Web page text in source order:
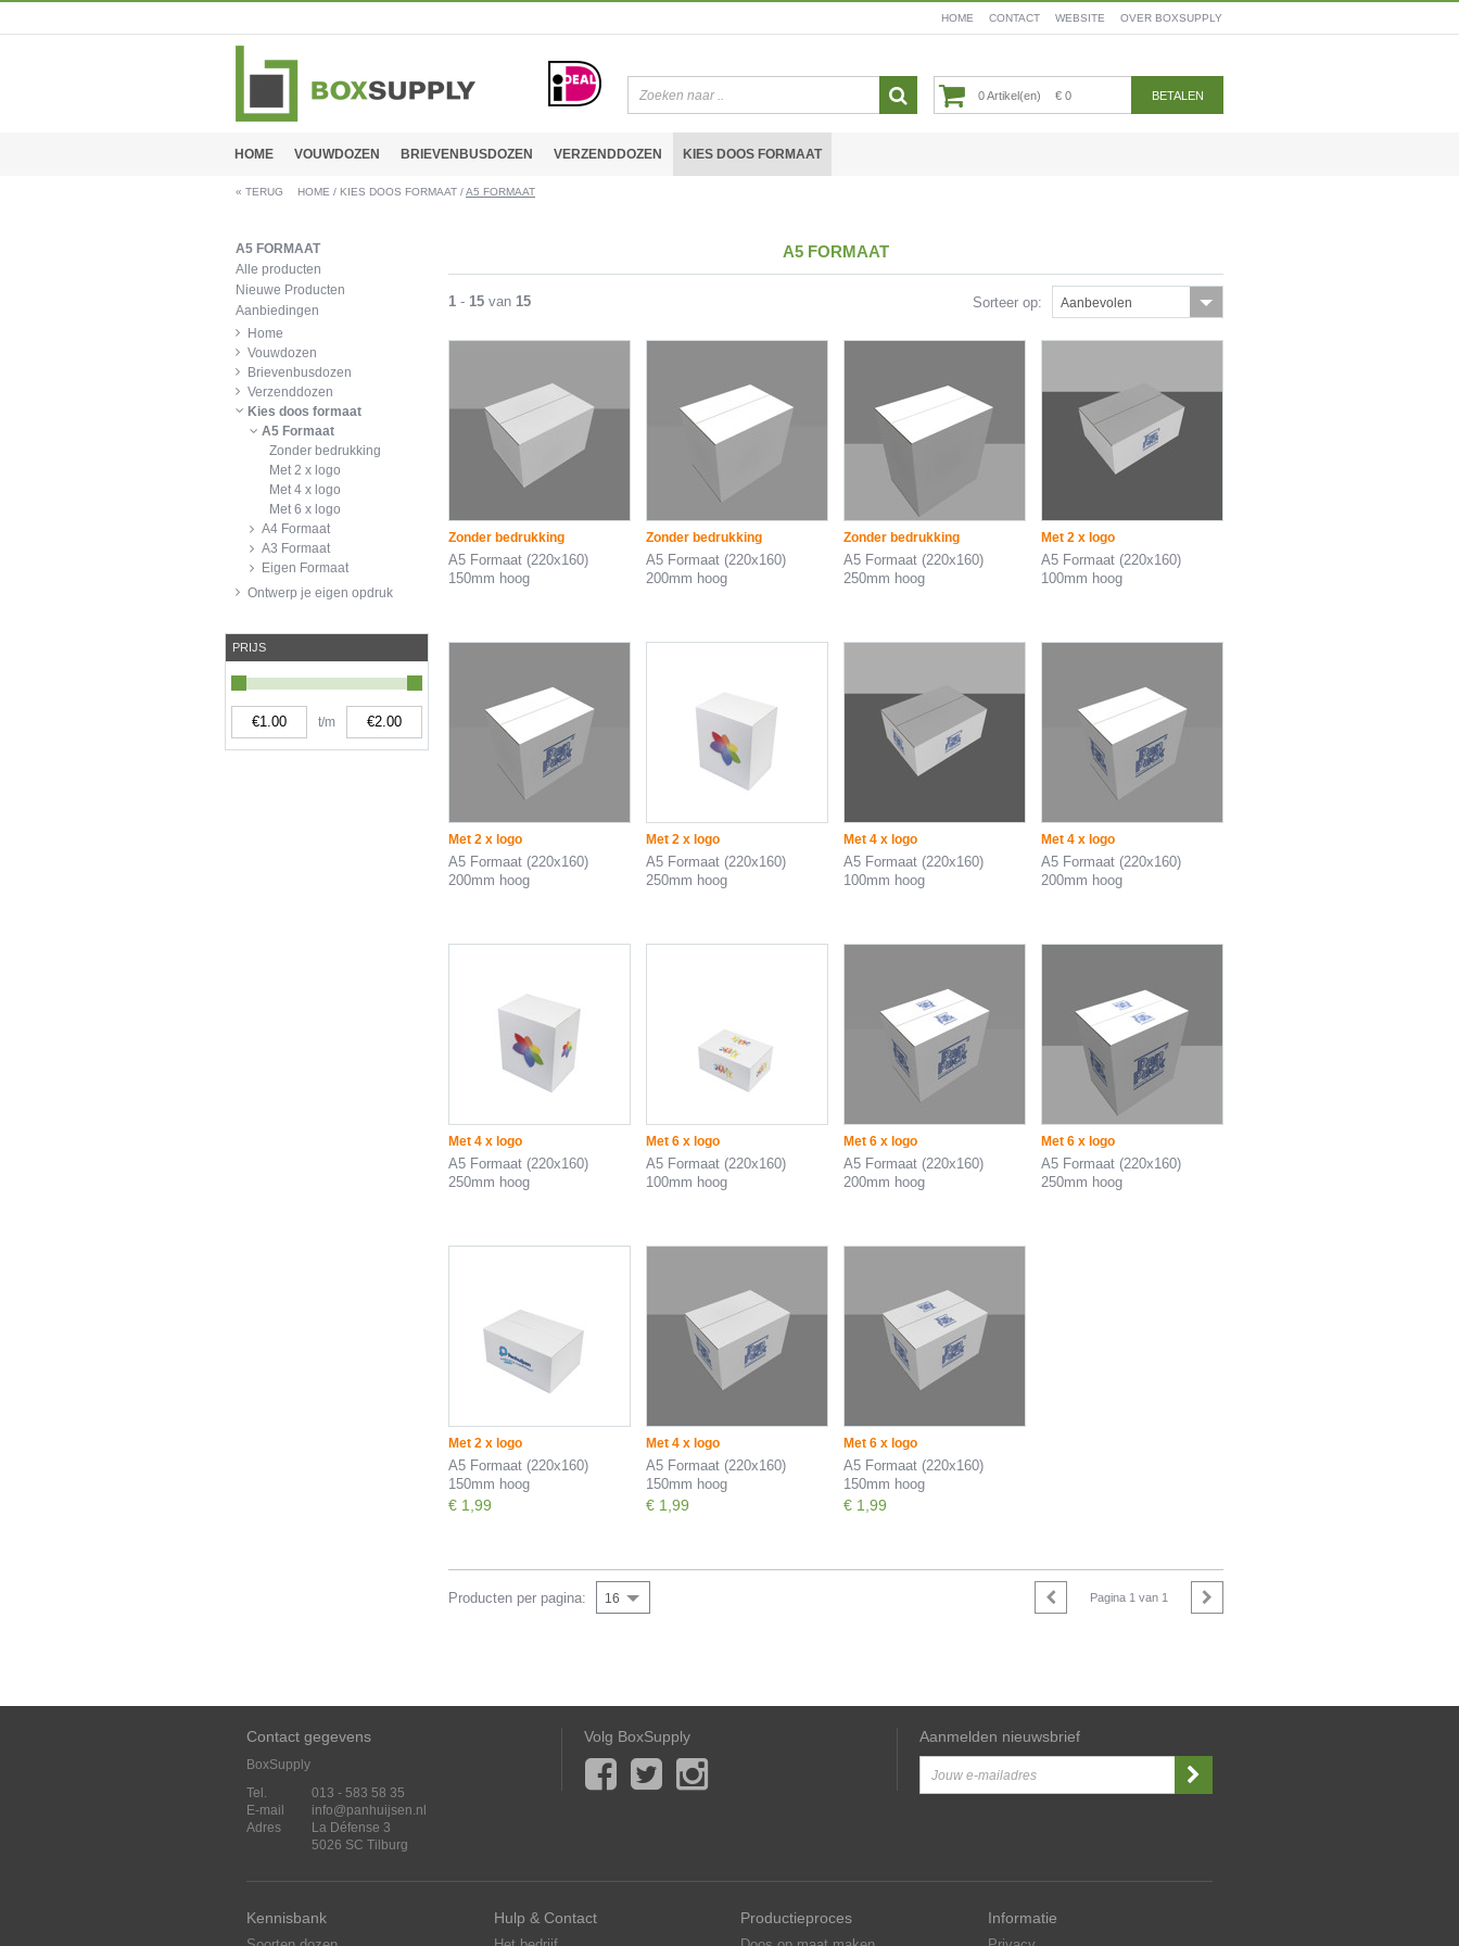
HOME CONTACT WEBSITE OVER BOXSUPPLY
0 Artikel(en) € 0 BETALEN
HOME VOUWDOZEN BRIEVENBUSDOZEN VERZENDDOZEN KIES DOOS FORMAAT
« TERUG HOME / KIES DOOS FORMAAT /A5 FORMAAT
A5 FORMAAT
Alle producten
Nieuwe Producten
Aanbiedingen
Home
Vouwdozen
Brievenbusdozen
Verzenddozen
Kies doos formaat
A5 Formaat
Zonder bedrukking
Met 2 x logo
Met 4 x logo
Met 6 x logo
A4 Formaat
A3 Formaat
Eigen Formaat
Ontwerp je eigen opdruk
PRIJS
t/m
A5 FORMAAT
1 - 15 van 15 Sorteer op: Aanbevolen
Zonder bedrukking
A5 Formaat (220x160)
150mm hoog
Zonder bedrukking
A5 Formaat (220x160)
200mm hoog
Zonder bedrukking
A5 Formaat (220x160)
250mm hoog
Met 2 x logo
A5 Formaat (220x160)
100mm hoog
Met 2 x logo
A5 Formaat (220x160)
200mm hoog
Met 2 x logo
A5 Formaat (220x160)
250mm hoog
Met 4 x logo
A5 Formaat (220x160)
100mm hoog
Met 4 x logo
A5 Formaat (220x160)
200mm hoog
Met 4 x logo
A5 Formaat (220x160)
250mm hoog
Met 6 x logo
A5 Formaat (220x160)
100mm hoog
Met 6 x logo
A5 Formaat (220x160)
200mm hoog
Met 6 x logo
A5 Formaat (220x160)
250mm hoog
Met 2 x logo
A5 Formaat (220x160)
150mm hoog
€ 1,99
Met 4 x logo
A5 Formaat (220x160)
150mm hoog
€ 1,99
Met 6 x logo
A5 Formaat (220x160)
150mm hoog
€ 1,99
Producten per pagina: 16 Pagina 1 van 1
Contact gegevens
BoxSupply
Tel.
013 - 583 58 35
E-mail
info@panhuijsen.nl
Adres
La Défense 3
5026 SC Tilburg
Volg BoxSupply Aanmelden nieuwsbrief
Kennisbank Hulp & Contact Productieproces Informatie